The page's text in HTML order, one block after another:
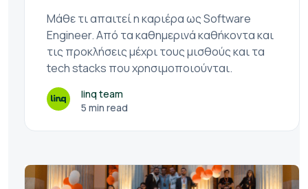
Μάθε τι απαιτεί η καριέρα ως Software
Engineer. Από τα καθημερινά καθήκοντα και
τις προκλήσεις μέχρι τους μισθούς και τα
tech stacks που χρησιμοποιούνται.
linq team
5 min read